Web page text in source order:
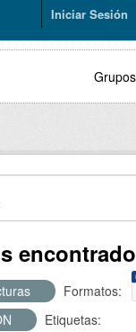
Iniciar Sesión
Grupos
encontrado
Formatos:
Etiquetas: